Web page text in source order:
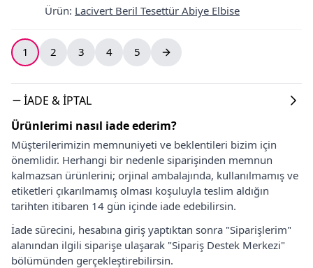
Ürün: Lacivert Beril Tesettür Abiye Elbise
1 2 3 4 5
İADE & İPTAL
Ürünlerimi nasıl iade ederim?
Müşterilerimizin memnuniyeti ve beklentileri bizim için
önemlidir. Herhangi bir nedenle siparişinden memnun
kalmazsan ürünlerini; orjinal ambalajında, kullanılmamış ve
etiketleri çıkarılmamış olması koşuluyla teslim aldığın
tarihten itibaren 14 gün içinde iade edebilirsin.
İade sürecini, hesabına giriş yaptıktan sonra "Siparişlerim"
alanından ilgili siparişe ulaşarak "Sipariş Destek Merkezi"
bölümünden gerçekleştirebilirsin.